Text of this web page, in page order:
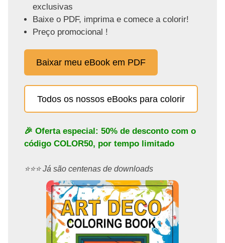
exclusivas
Baixe o PDF, imprima e comece a colorir!
Preço promocional !
Baixar meu eBook em PDF
Todos os nossos eBooks para colorir
🎉 Oferta especial: 50% de desconto com o
código COLOR50, por tempo limitado
⭐️⭐️⭐️ Já são centenas de downloads